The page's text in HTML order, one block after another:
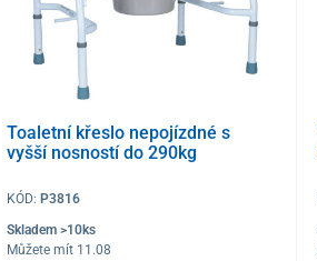
Toaletní křeslo nepojízdné s
vyšší nosností do 290kg
KÓD: P3816
Skladem >10ks
Můžete mít 11.08